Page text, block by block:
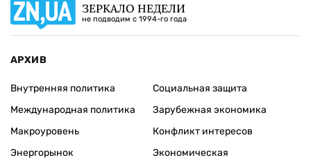
ЗЕРКАЛО НЕДЕЛИ
не подводим с 1994-го года
АРХИВ
Внутренняя политика
Международная политика
Макроуровень
Энергорынок
Социальная защита
Зарубежная экономика
Конфликт интересов
Экономическая